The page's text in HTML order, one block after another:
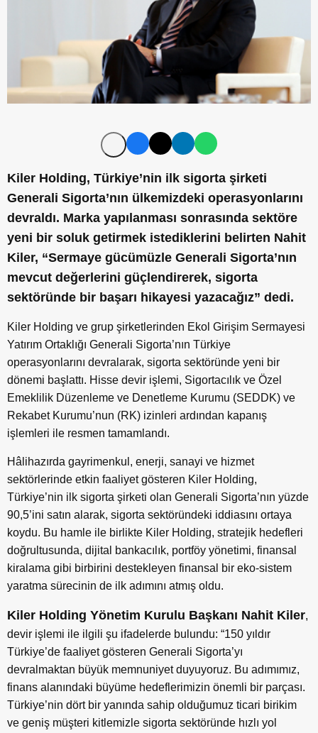
Kiler Holding, Türkiye’nin ilk sigorta şirketi
Generali Sigorta’nın ülkemizdeki operasyonlarını
devraldı. Marka yapılanması sonrasında sektöre
yeni bir soluk getirmek istediklerini belirten Nahit
Kiler, “Sermaye gücümüzle Generali Sigorta’nın
mevcut değerlerini güçlendirerek, sigorta
sektöründe bir başarı hikayesi yazacağız” dedi.
Kiler Holding ve grup şirketlerinden Ekol Girişim Sermayesi
Yatırım Ortaklığı Generali Sigorta’nın Türkiye
operasyonlarını devralarak, sigorta sektöründe yeni bir
dönemi başlattı. Hisse devir işlemi, Sigortacılık ve Özel
Emeklilik Düzenleme ve Denetleme Kurumu (SEDDK) ve
Rekabet Kurumu’nun (RK) izinleri ardından kapanış
işlemleri ile resmen tamamlandı.
Hâlihazırda gayrimenkul, enerji, sanayi ve hizmet
sektörlerinde etkin faaliyet gösteren Kiler Holding,
Türkiye’nin ilk sigorta şirketi olan Generali Sigorta’nın yüzde
90,5’ini satın alarak, sigorta sektöründeki iddiasını ortaya
koydu. Bu hamle ile birlikte Kiler Holding, stratejik hedefleri
doğrultusunda, dijital bankacılık, portföy yönetimi, finansal
kiralama gibi birbirini destekleyen finansal bir eko-sistem
yaratma sürecinin de ilk adımını atmış oldu.
Kiler Holding Yönetim Kurulu Başkanı Nahit Kiler,
devir işlemi ile ilgili şu ifadelerde bulundu: “150 yıldır
Türkiye’de faaliyet gösteren Generali Sigorta’yı
devralmaktan büyük memnuniyet duyuyoruz. Bu adımımız,
finans alanındaki büyüme hedeflerimizin önemli bir parçası.
Türkiye’nin dört bir yanında sahip olduğumuz ticari birikim
ve geniş müşteri kitlemizle sigorta sektöründe hızlı yol